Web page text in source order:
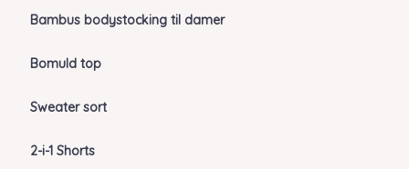
Bambus bodystocking til damer
Bomuld top
Sweater sort
2-i-1 Shorts